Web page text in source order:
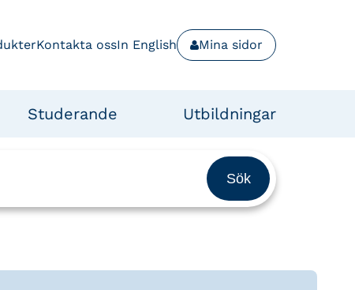
Kontakta ossIn English Mina sidor
Studerande Utbildningar